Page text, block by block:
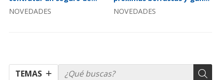
TEMAS
vida?
NOVEDADES
en precaución al volante
con nosotros!
NOVEDADES